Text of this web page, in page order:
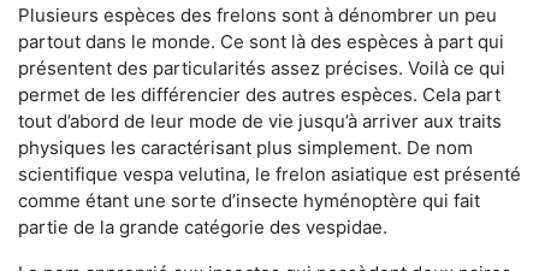
Plusieurs espèces des frelons sont à dénombrer un peu
partout dans le monde. Ce sont là des espèces à part qui
présentent des particularités assez précises. Voilà ce qui
permet de les différencier des autres espèces. Cela part
tout d’abord de leur mode de vie jusqu’à arriver aux traits
physiques les caractérisant plus simplement. De nom
scientifique vespa velutina, le frelon asiatique est présenté
comme étant une sorte d’insecte hyménoptère qui fait
partie de la grande catégorie des vespidae.